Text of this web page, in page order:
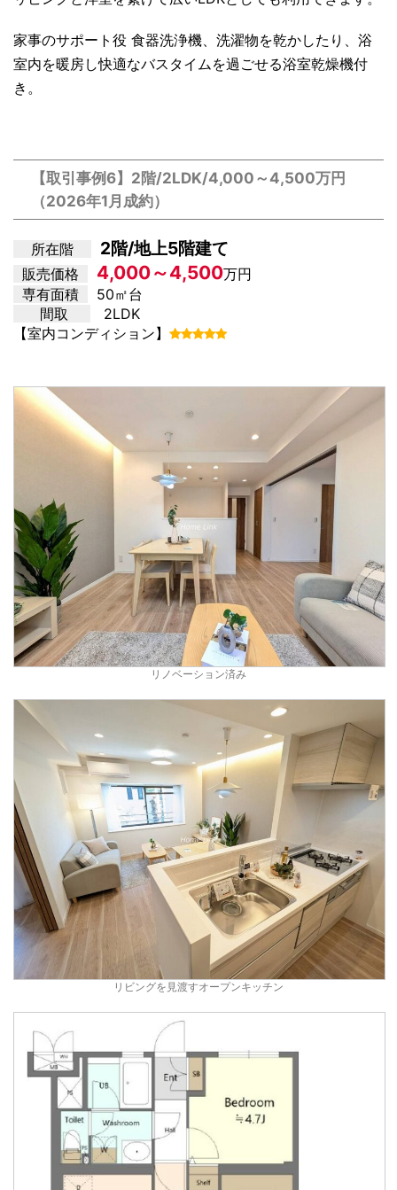
家事のサポート役 食器洗浄機、洗濯物を乾かしたり、浴
室内を暖房し快適なバスタイムを過ごせる浴室乾燥機付
き。
【取引事例6】2階/2LDK/4,000～4,500万円
（2026年1月成約）
所在階 2階/地上5階建て
販売価格 4,000～4,500万円
専有面積
50㎡台
間取
2LDK
【室内コンディション】
リノベーション済み
リビングを見渡すオープンキッチン